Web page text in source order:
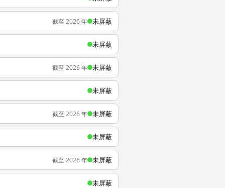
截至 2026 年 未屏蔽
未屏蔽
截至 2026 年 未屏蔽
未屏蔽
截至 2026 年 未屏蔽
未屏蔽
截至 2026 年 未屏蔽
未屏蔽